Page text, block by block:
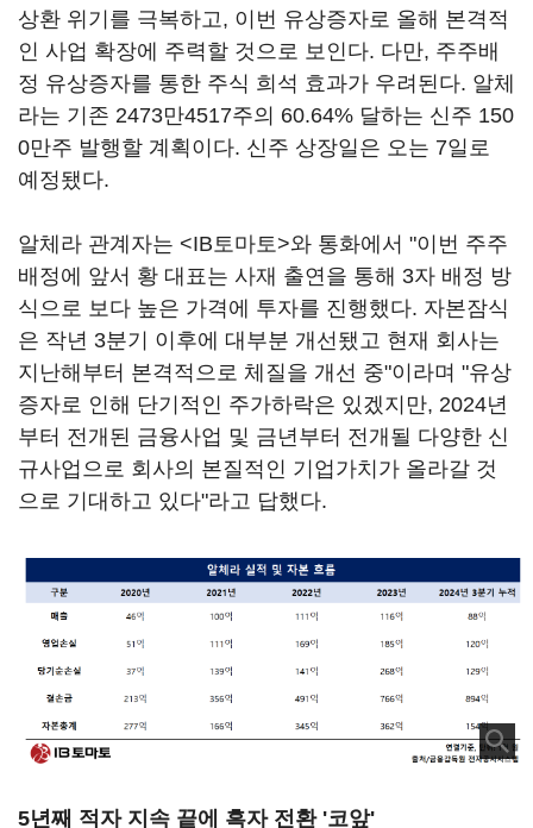
상환 위기를 극복하고, 이번 유상증자로 올해 본격적
인 사업 확장에 주력할 것으로 보인다. 다만, 주주배
정 유상증자를 통한 주식 희석 효과가 우려된다. 알체
라는 기존 2473만4517주의 60.64% 달하는 신주 150
0만주 발행할 계획이다. 신주 상장일은 오는 7일로
예정됐다.
알체라 관계자는 <IB토마토>와 통화에서 "이번 주주
배정에 앞서 황 대표는 사재 출연을 통해 3자 배정 방
식으로 보다 높은 가격에 투자를 진행했다. 자본잠식
은 작년 3분기 이후에 대부분 개선됐고 현재 회사는
지난해부터 본격적으로 체질을 개선 중"이라며 "유상
증자로 인해 단기적인 주가하락은 있겠지만, 2024년
부터 전개된 금융사업 및 금년부터 전개될 다양한 신
규사업으로 회사의 본질적인 기업가치가 올라갈 것
으로 기대하고 있다"라고 답했다.
5년째 적자 지속 끝에 흑자 전환 '코앞'